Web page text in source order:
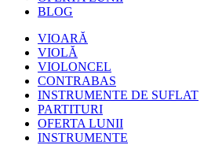
BLOG
VIOARĂ
VIOLĂ
VIOLONCEL
CONTRABAS
INSTRUMENTE DE SUFLAT
PARTITURI
OFERTA LUNII
INSTRUMENTE